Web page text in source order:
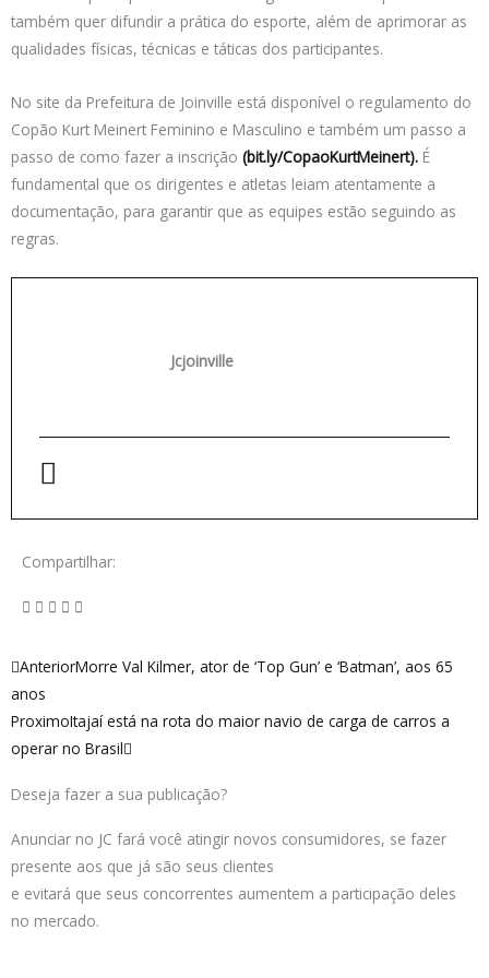
também quer difundir a prática do esporte, além de aprimorar as
qualidades físicas, técnicas e táticas dos participantes.
No site da Prefeitura de Joinville está disponível o regulamento do
Copão Kurt Meinert Feminino e Masculino e também um passo a
passo de como fazer a inscrição (bit.ly/CopaoKurtMeinert). É
fundamental que os dirigentes e atletas leiam atentamente a
documentação, para garantir que as equipes estão seguindo as
regras.
Jcjoinville
Compartilhar:
Anterior
AnteriorMorre Val Kilmer, ator de ‘Top Gun’ e ‘Batman’, aos 65
anos
ProximoItajaí está na rota do maior navio de carga de carros a
operar no Brasil
Próximo
Deseja fazer a sua publicação?
Anunciar no JC fará você atingir novos consumidores, se fazer
presente aos que já são seus clientes
e evitará que seus concorrentes aumentem a participação deles
no mercado.